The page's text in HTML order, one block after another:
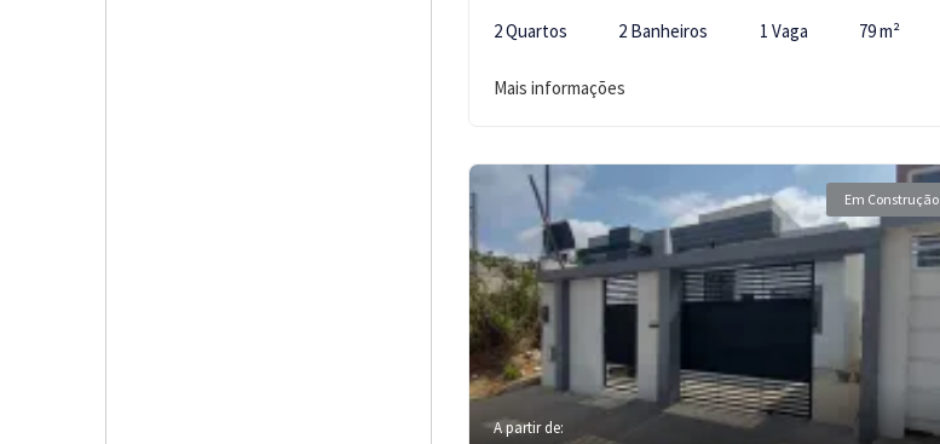
2 Quartos 2 Banheiros 1 Vaga 79 m²
Mais informações
Em Construção
A partir de: